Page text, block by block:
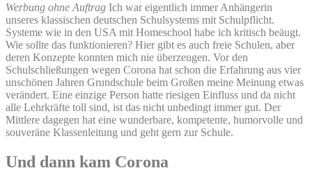
Werbung ohne Auftrag Ich war eigentlich immer Anhängerin
unseres klassischen deutschen Schulsystems mit Schulpflicht.
Systeme wie in den USA mit Homeschool habe ich kritisch beäugt.
Wie sollte das funktionieren? Hier gibt es auch freie Schulen, aber
deren Konzepte konnten mich nie überzeugen. Vor den
Schulschließungen wegen Corona hat schon die Erfahrung aus vier
unschönen Jahren Grundschule beim Großen meine Meinung etwas
verändert. Eine einzige Person hatte riesigen Einfluss und da nicht
alle Lehrkräfte toll sind, ist das nicht unbedingt immer gut. Der
Mittlere dagegen hat eine wunderbare, kompetente, humorvolle und
souveräne Klassenleitung und geht gern zur Schule.
Und dann kam Corona